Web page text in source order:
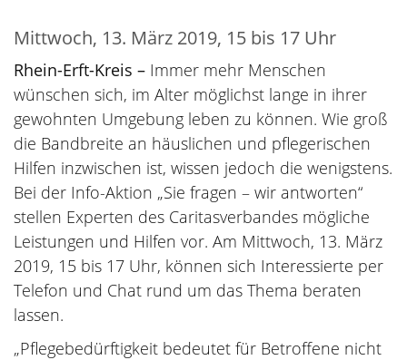
Mittwoch, 13. März 2019, 15 bis 17 Uhr
Rhein-Erft-Kreis – Immer mehr Menschen
wünschen sich, im Alter möglichst lange in ihrer
gewohnten Umgebung leben zu können. Wie groß
die Bandbreite an häuslichen und pflegerischen
Hilfen inzwischen ist, wissen jedoch die wenigstens.
Bei der Info-Aktion „Sie fragen – wir antworten“
stellen Experten des Caritasverbandes mögliche
Leistungen und Hilfen vor. Am Mittwoch, 13. März
2019, 15 bis 17 Uhr, können sich Interessierte per
Telefon und Chat rund um das Thema beraten
lassen.
„Pflegebedürftigkeit bedeutet für Betroffene nicht